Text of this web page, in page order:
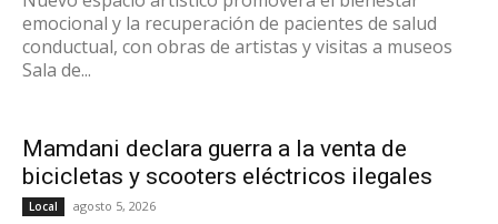
emocional y la recuperación de pacientes de salud
conductual, con obras de artistas y visitas a museos
Sala de...
Mamdani declara guerra a la venta de
bicicletas y scooters eléctricos ilegales
Local agosto 5, 2026